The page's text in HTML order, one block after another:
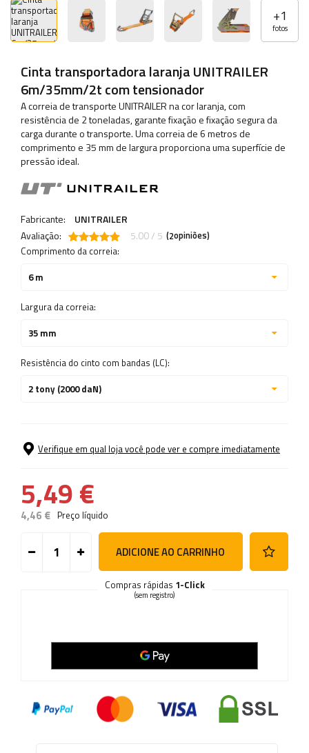
+1
fotos
Cinta transportadora laranja UNITRAILER
6m/35mm/2t com tensionador
A correia de transporte UNITRAILER na cor laranja, com
resistência de 2 toneladas, garante fixação e fixação segura da
carga durante o transporte. Uma correia de 6 metros de
comprimento e 35 mm de largura proporciona uma superfície de
pressão ideal.
Fabricante:
UNITRAILER
Avaliação:
5.00 / 5 (2opiniões)
Comprimento da correia:
6 m
Largura da correia:
35 mm
Resistência do cinto com bandas (LC):
2 tony (2000 daN)
Verifique em qual loja você pode ver e compre imediatamente
5,49 €
4,46 € Preço líquido
ADICIONE AO CARRINHO
Compras rápidas 1-Click
(sem registro)